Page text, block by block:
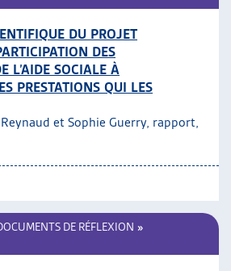
DU PROJET
DES
L’AIDE SOCIALE À
PRESTATIONS QUI LES
Reynaud et Sophie Guerry, rapport,
DE RÉFLEXION »